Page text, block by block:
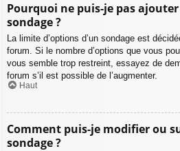
Pourquoi ne puis-je pas
sondage ?
La limite d’options d’un sondage est
forum. Si le nombre d’options que vous
vous semble trop restreint, essayez de
forum s’il est possible de l’augmenter.
Haut
Comment puis-je modifier ou
sondage ?